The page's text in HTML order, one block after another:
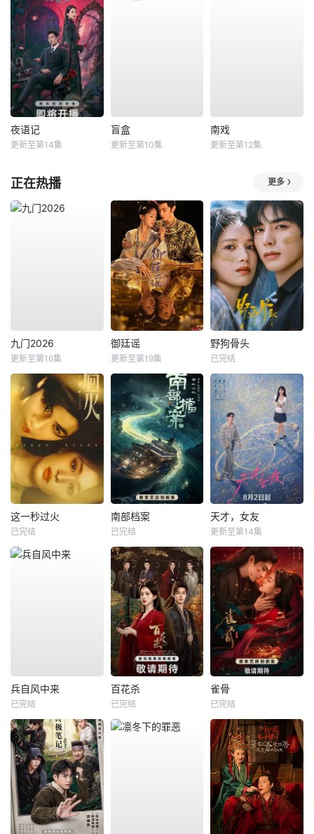
夜语记
更新至第14集
盲盒
更新至第10集
南戏
更新至第12集
正在热播 更多
九门2026
更新至第16集
御廷谣
更新至第19集
野狗骨头
已完结
这一秒过火
已完结
南部档案
已完结
天才，女友
更新至第14集
兵自风中来
已完结
百花杀
已完结
雀骨
已完结